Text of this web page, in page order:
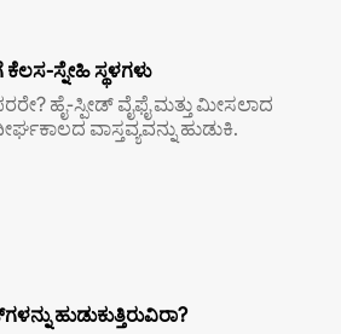
ಸ್ನೇಹಿ ಸ್ಥಳಗಳು
ಹೈ-ಸ್ಪೀಡ್ ವೈಫೈ ಮತ್ತು ಮೀಸಲಾದ
ವಾಸ್ತವ್ಯವನ್ನು ಹುಡುಕಿ.
ಹುಡುಕುತ್ತಿರುವಿರಾ?